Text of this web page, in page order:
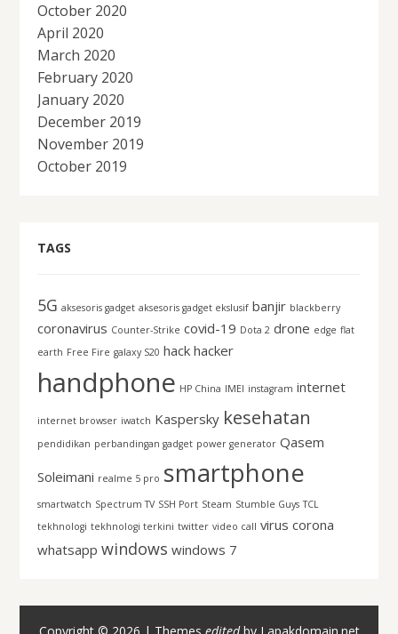
October 2020
April 2020
March 2020
February 2020
January 2020
December 2019
November 2019
October 2019
TAGS
5G aksesoris gadget aksesoris gadget ekslusif banjir blackberry
coronavirus Counter-Strike covid-19 Dota 2 drone edge flat
earth Free Fire galaxy S20 hack hacker
handphone HP China IMEI instagram internet
internet browser iwatch Kaspersky kesehatan
pendidikan perbandingan gadget power generator Qasem
Soleimani realme 5 pro smartphone
smartwatch Spectrum TV SSH Port Steam Stumble Guys TCL
tekhnologi tekhnologi terkini twitter video call virus corona
whatsapp windows windows 7